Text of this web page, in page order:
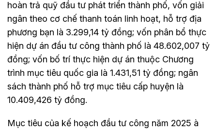
hoàn trả quỹ đầu tư phát triển thành phố, vốn giải
ngân theo cơ chế thanh toán linh hoạt, hỗ trợ địa
phương bạn là 3.299,14 tỷ đồng; vốn phân bổ thực
hiện dự án đầu tư công thành phố là 48.602,007 tỷ
đồng; vốn bố trí thực hiện dự án thuộc Chương
trình mục tiêu quốc gia là 1.431,51 tỷ đồng; ngân
sách thành phố hỗ trợ mục tiêu cấp huyện là
10.409,426 tỷ đồng.
Mục tiêu của kế hoạch đầu tư công năm 2025 à